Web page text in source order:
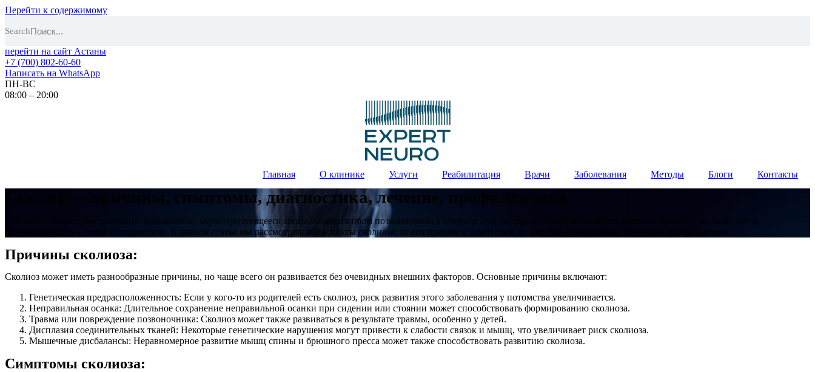
Перейти к содержимому
Search
перейти на сайт Астаны
+7 (700) 802-60-60
Написать на WhatsApp
ПН-ВС
08:00 – 20:00
Главная О клинике Услуги Реабилитация Врачи Заболевания Методы Блоги Контакты
Сколиоз – причины, симптомы, диагностика, лечение, профилактика
Сколиоз – это распространенное заболевание, характеризующееся аномальным изгибом позвоночника в сторону. Это состояние может возникнуть в любом возрасте, но чаще всего
диагностируется у детей и подростков. В данной статье мы рассмотрим все аспекты сколиоза: от его причин и симптомов до методов диагностики, лечения и профилактики.
Причины сколиоза:
Сколиоз может иметь разнообразные причины, но чаще всего он развивается без очевидных внешних факторов. Основные причины включают:
Генетическая предрасположенность: Если у кого-то из родителей есть сколиоз, риск развития этого заболевания у потомства увеличивается.
Неправильная осанка: Длительное сохранение неправильной осанки при сидении или стоянии может способствовать формированию сколиоза.
Травма или повреждение позвоночника: Сколиоз может также развиваться в результате травмы, особенно у детей.
Дисплазия соединительных тканей: Некоторые генетические нарушения могут привести к слабости связок и мышц, что увеличивает риск сколиоза.
Мышечные дисбалансы: Неравномерное развитие мышц спины и брюшного пресса может также способствовать развитию сколиоза.
Симптомы сколиоза: